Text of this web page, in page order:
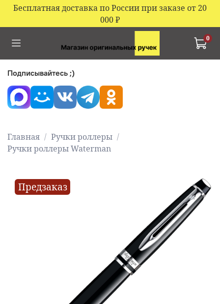
Бесплатная доставка по России при заказе от 20
000₽
0
Главная
Ручки роллеры
Ручки роллеры Waterman
Предзаказ
Подписывайтесь ;)